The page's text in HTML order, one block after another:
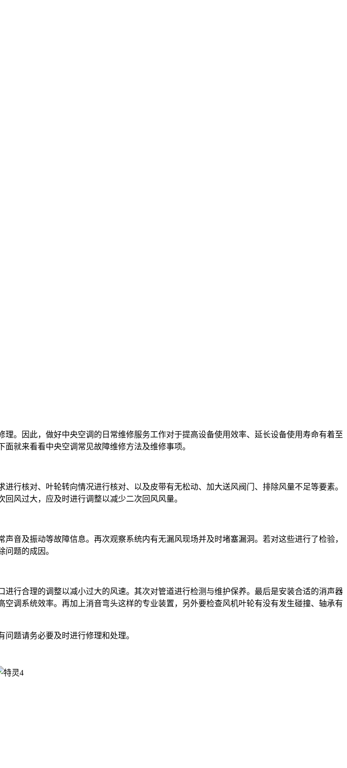
。因此，做好中央空调的日常维修服务工作对于提高设备使用效率、延长设备使用寿命有着至
就来看看中央空调常见故障维修方法及维修事项。
行核对、叶轮转向情况进行核对、以及皮带有无松动、加大送风阀门、排除风量不足等要素。
风过大，应及时进行调整以减少二次回风风量。
音及振动等故障信息。再次观察系统内有无漏风现场并及时堵塞漏洞。若对这些进行了检验，
题的成因。
行合理的调整以减小过大的风速。其次对管道进行检测与维护保养。最后是安装合适的消声器
调系统效率。再加上消音弯头这样的专业装置，另外要检查风机叶轮有没有发生碰撞、轴承有
题请务必要及时进行修理和处理。